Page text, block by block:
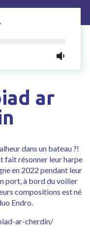
ar
dans un bateau ?!
fait résonner leur harpe
en 2022 pendant leur
port, à bord du voilier
compositions est né
Endro.
ar-cherdin/